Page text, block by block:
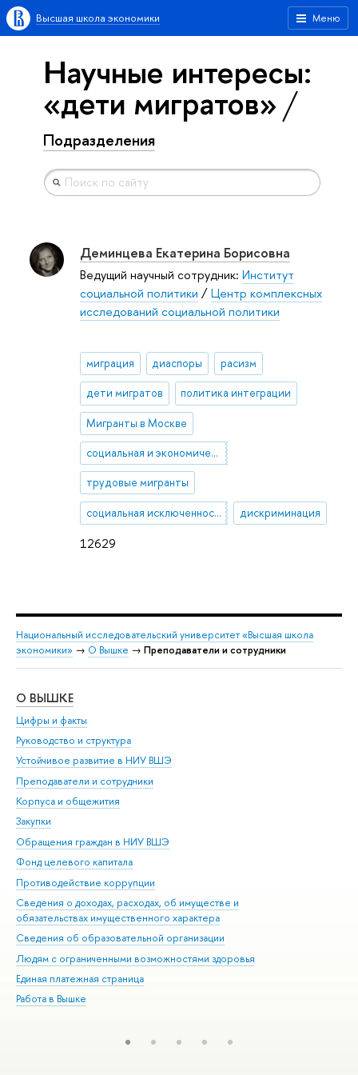
Меню
Высшая школа экономики
Научные интересы:
«дети мигратов»
Подразделения
12629
Деминцева Екатерина Борисовна
Ведущий научный сотрудник: Институт
социальной политики /Центр комплексных
исследований социальной политики
миграция диаспоры расизм
дети мигратов политика интеграции
Мигранты в Москве
социальная и экономическая интеграция
трудовые мигранты
социальная исключенность дискриминация
Национальный исследовательский университет «Высшая школа
экономики» → О Вышке → Преподаватели и сотрудники
О ВЫШКЕ
Цифры и факты
Руководство и структура
Устойчивое развитие в НИУ ВШЭ
Преподаватели и сотрудники
Корпуса и общежития
Закупки
Обращения граждан в НИУ ВШЭ
Фонд целевого капитала
Противодействие коррупции
Сведения о доходах, расходах, об имуществе и
обязательствах имущественного характера
Сведения об образовательной организации
Людям с ограниченными возможностями здоровья
Единая платежная страница
Работа в Вышке